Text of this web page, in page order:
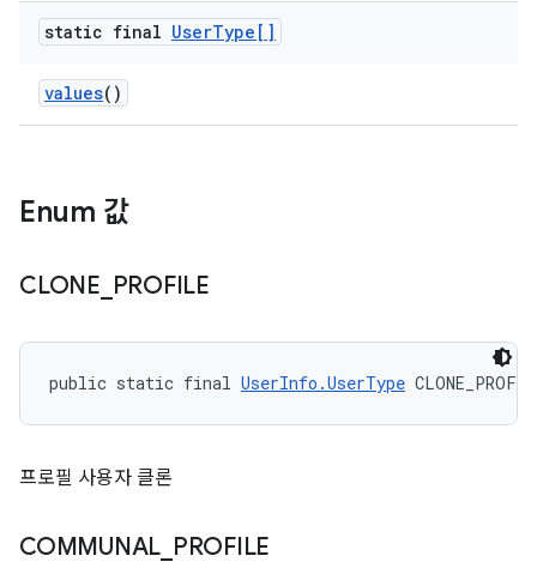
static final UserType[]
values()
Enum 값
CLONE PROFILE
public static final UserInfo.UserType
프로필 사용자 클론
COMMUNAL PROFILE